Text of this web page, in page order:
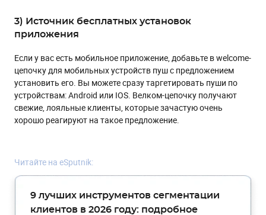
3) Источник бесплатных установок
приложения
Если у вас есть мобильное приложение, добавьте в welcome-
цепочку для мобильных устройств пуш с предложением
установить его. Вы можете сразу таргетировать пуши по
устройствам: Android или IOS. Велком-цепочку получают
свежие, лояльные клиенты, которые зачастую очень
хорошо реагируют на такое предложение.
Читайте на eSputnik:
9 лучших инструментов сегментации
клиентов в 2026 году: подробное